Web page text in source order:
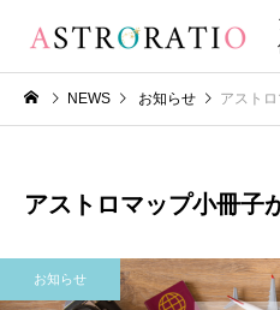
NEWS お知らせ アスト
アストロマップ小冊子
お知らせ